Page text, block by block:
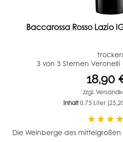
Baccarossa Rosso Lazio
trocken
3 von 3 Sternen
18,90
zzgl.
Inhalt0.75 Liter
Die Weinberge des